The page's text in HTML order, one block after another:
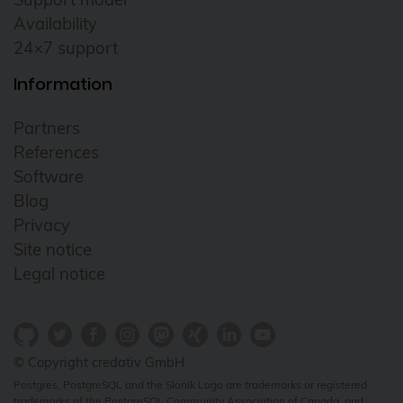
Availability
24×7 support
Information
Partners
References
Software
Blog
Privacy
Site notice
Legal notice
© Copyright credativ GmbH
Postgres, PostgreSQL and the Slonik Logo are trademarks or registered